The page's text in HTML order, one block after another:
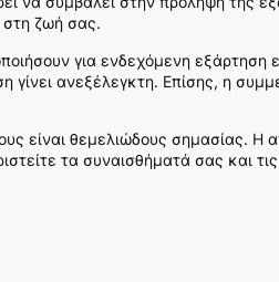
στη ζωή σας.
για ενδεχόμενη εξάρτηση
γίνει ανεξέλεγκτη. Επίσης, η
είναι θεμελιώδους σημασίας. Η
τα συναισθήματά σας και